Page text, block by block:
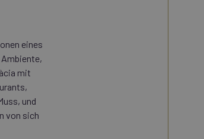
eines
mit
und
von sich